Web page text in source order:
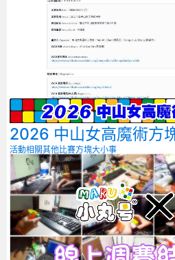
2026 中山女高魔術方
活動相關其他比賽方塊大小事